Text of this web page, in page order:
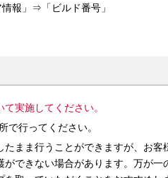
報」⇒「ビルド番号」
実施してください。
で行ってください。
まま行うことができますが、お客
ができない場合があります。万が一